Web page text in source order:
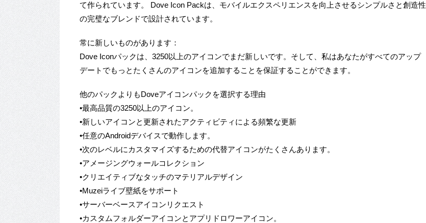
て作られています。 Dove Icon Packは、モバイルエクスペリエンスを向上させるシンプルさと創造性
の完璧なブレンドで設計されています。
常に新しいものがあります：
Dove Iconパックは、3250以上のアイコンでまだ新しいです。そして、私はあなたがすべてのアップ
デートでもっとたくさんのアイコンを追加することを保証することができます。
他のパックよりもDoveアイコンパックを選択する理由
•最高品質の3250以上のアイコン。
•新しいアイコンと更新されたアクティビティによる頻繁な更新
•任意のAndroidデバイスで動作します。
•次のレベルにカスタマイズするための代替アイコンがたくさんあります。
•アメージングウォールコレクション
•クリエイティブなタッチのマテリアルデザイン
•Muzeiライブ壁紙をサポート
•サーバーベースアイコンリクエスト
•カスタムフォルダーアイコンとアプリドロワーアイコン。